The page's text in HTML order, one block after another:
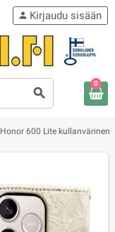
search
person Kirjaudu sisään
0
Honor 600 Lite kullanvärinen